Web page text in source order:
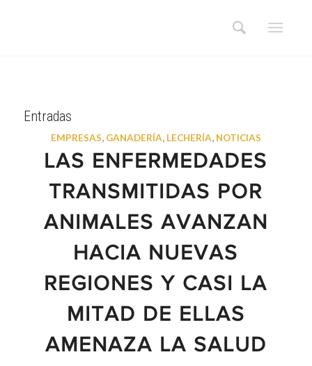
Entradas
EMPRESAS, GANADERÍA, LECHERÍA, NOTICIAS
LAS ENFERMEDADES
TRANSMITIDAS POR
ANIMALES AVANZAN
HACIA NUEVAS
REGIONES Y CASI LA
MITAD DE ELLAS
AMENAZA LA SALUD